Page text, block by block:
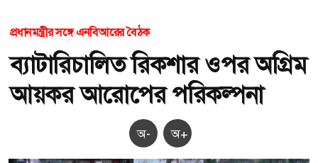
প্রধানমন্ত্রীর সঙ্গে এনবিআরের বৈঠক
ব্যাটারিচালিত রিকশার ওপর অগ্রিম
আয়কর আরোপের পরিকল্পনা
অ- অ+